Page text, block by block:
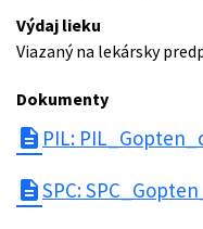
Výdaj lieku
Viazaný na lekársky
Dokumenty
description PIL:
descriptionSPC: